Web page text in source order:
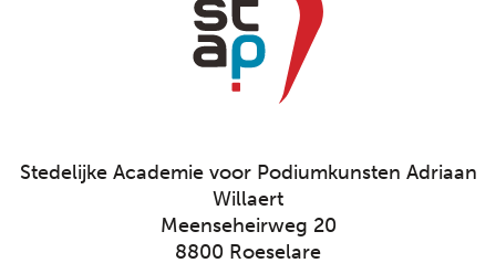
Stedelijke Academie voor Podiumkunsten Adriaan
Willaert
Meenseheirweg 20
8800 Roeselare